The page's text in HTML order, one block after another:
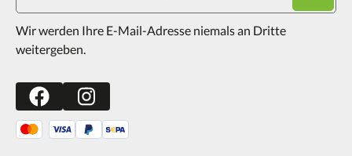
Wir werden Ihre E-Mail-Adresse niemals an Dritte
weitergeben.